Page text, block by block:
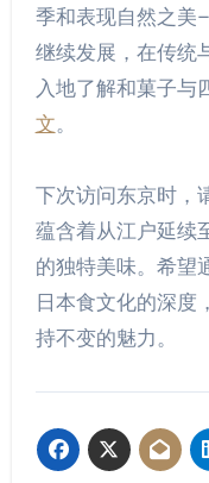
季和表现自然之美
继续发展，在传统
入地了解和菓子与
文。
下次访问东京时，
蕴含着从江户延续
的独特美味。希望
日本食文化的深度
持不变的魅力。